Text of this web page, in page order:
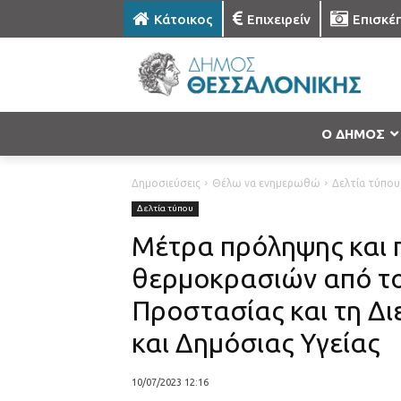
Κάτοικος Επιχειρείν
Ο ΔΗΜΟΣ
Δημοσιεύσεις Θέλω να ενημερωθώ Δελτία τύπου
Δελτία τύπου
Μέτρα πρόληψης και
θερμοκρασιών από
Προστασίας και τη
και Δημόσιας Υγείας
10/07/2023 12:16